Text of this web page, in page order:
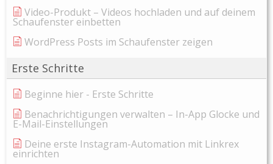
Video-Produkt – Videos hochladen und auf deinem
Schaufenster einbetten
WordPress Posts im Schaufenster zeigen
Erste Schritte
Beginne hier - Erste Schritte
Benachrichtigungen verwalten – In-App Glocke und
E-Mail-Einstellungen
Deine erste Instagram-Automation mit Linkrex
einrichten